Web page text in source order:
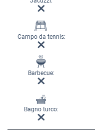
Campo da tennis:
Barbecue:
Bagno turco: